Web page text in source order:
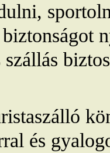
szállás
és